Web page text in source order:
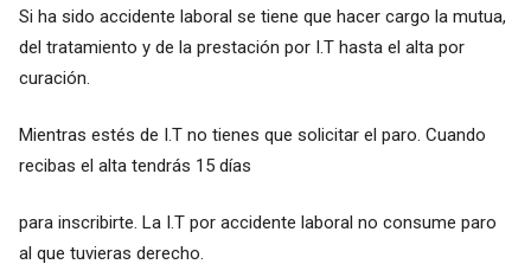
Si ha sido accidente laboral se tiene que hacer cargo la mutua,
del tratamiento y de la prestación por I.T hasta el alta por
curación.
Mientras estés de I.T no tienes que solicitar el paro. Cuando
recibas el alta tendrás 15 días
para inscribirte. La I.T por accidente laboral no consume paro
al que tuvieras derecho.